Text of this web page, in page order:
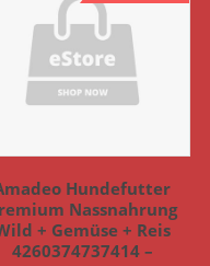
Hundefutter
Nassnahrung
+ Gemüse + Reis
4260374737414 –